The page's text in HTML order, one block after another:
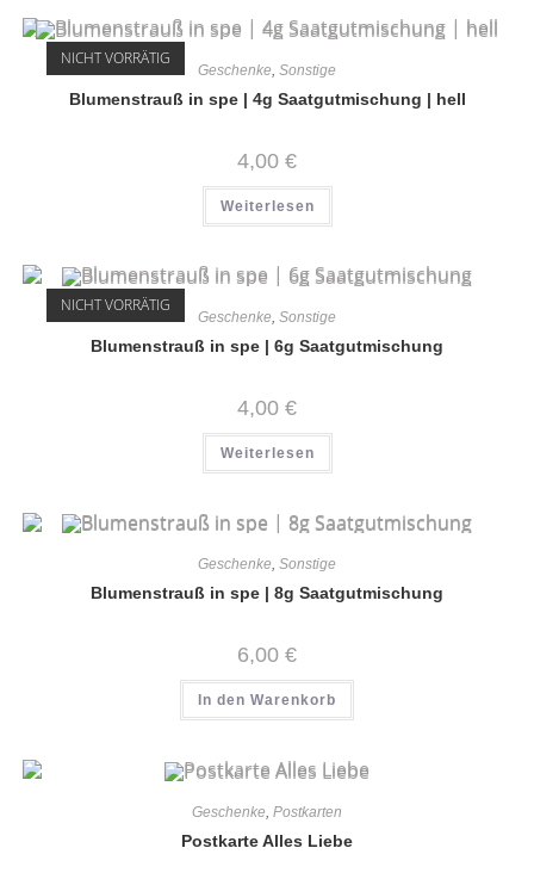
NICHT VORRÄTIG
Geschenke, Sonstige
Blumenstrauß in spe | 4g Saatgutmischung | hell
4,00 €
Weiterlesen
NICHT VORRÄTIG
Geschenke, Sonstige
Blumenstrauß in spe | 6g Saatgutmischung
4,00 €
Weiterlesen
Geschenke, Sonstige
Blumenstrauß in spe | 8g Saatgutmischung
6,00 €
In den Warenkorb
Geschenke Postkarten
Postkarte Alles Liebe